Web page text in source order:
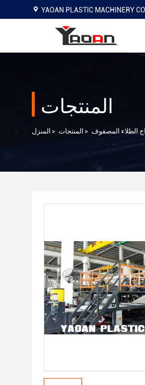
YAOAN PLASTIC MACHINERY
المنتجات
المنزل > المنتجات > الطلاء المصفوف